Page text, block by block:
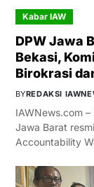
Kabar IAW
DPW Jawa
Bekasi,
Birokrasi
BYREDAKSI
IAWNews.com
Jawa Barat
Accountability